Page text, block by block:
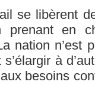
se libèrent
prenant en
nation n’est
à
besoins